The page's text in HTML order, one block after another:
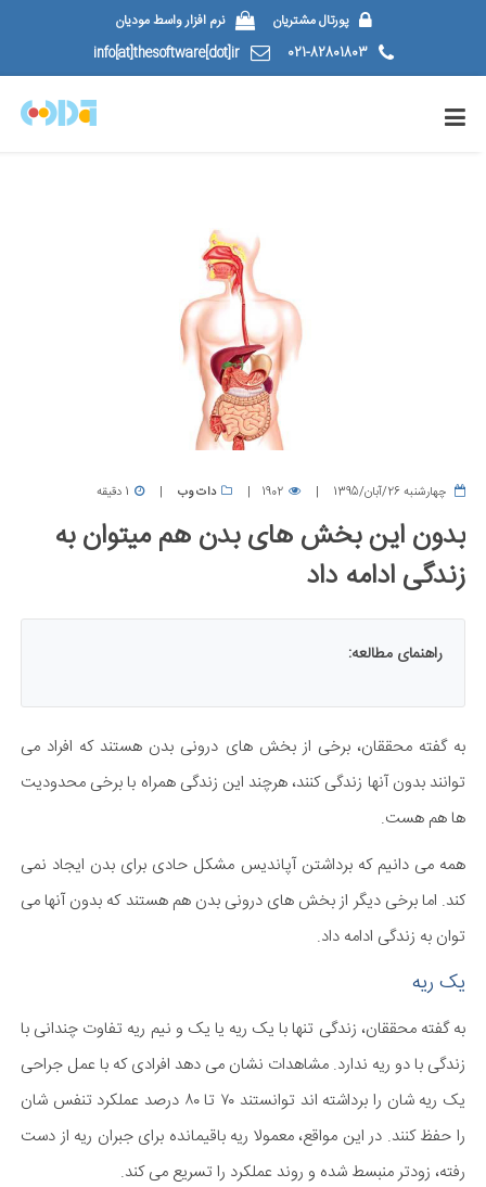
پورتال مشتریان
نرم افزار واسط مودیان
021-82801803
info[at]thesoftware[dot]ir
چهارشنبه 26/آبان/1395 1902 دات وب 1 دقیقه
بدون این بخش های بدن هم میتوان به
زندگی ادامه داد
راهنمای مطالعه:
به گفته محققان، برخی از بخش های درونی بدن هستند که افراد می
توانند بدون آنها زندگی کنند، هرچند این زندگی همراه با برخی محدودیت
ها هم هست.
همه می دانیم که برداشتن آپاندیس مشکل حادی برای بدن ایجاد نمی
کند. اما برخی دیگر از بخش های درونی بدن هم هستند که بدون آنها می
توان به زندگی ادامه داد.
یک ریه
به گفته محققان، زندگی تنها با یک ریه یا یک و نیم ریه تفاوت چندانی با
زندگی با دو ریه ندارد. مشاهدات نشان می دهد افرادی که با عمل جراحی
یک ریه شان را برداشته اند توانستند ۷۰ تا ۸۰ درصد عملکرد تنفس شان
را حفظ کنند. در این مواقع، معمولا ریه باقیمانده برای جبران ریه از دست
رفته، زودتر منبسط شده و روند عملکرد را تسریع می کند.